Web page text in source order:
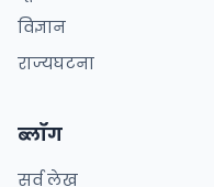
विज्ञान
राज्यघटना
ब्लॉग
सर्व लेख